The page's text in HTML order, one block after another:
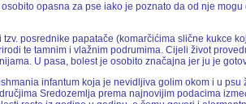
opasna za pse iako je poznato da od nje
posrednike papatače (komarčićima slične kukce
te tamnim i vlažnim podrumima. Cijeli život
U pasa, bolest je osobito značajna jer ju je
infantum koja je nevidljiva golim okom i u
Sredozemlja prema najnovijim podacima